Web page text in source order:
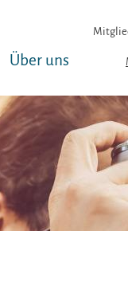
Über uns